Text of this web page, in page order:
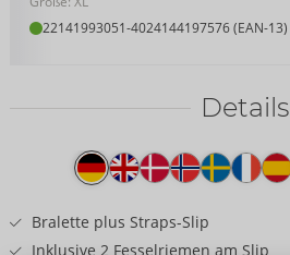
22141993051-4024144197576 (EAN-13)
Details
Produkttext
Bralette plus Straps-Slip
Inklusive 2 Fesselriemen am Slip